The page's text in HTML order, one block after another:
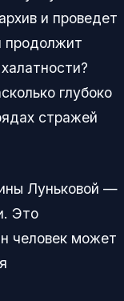
и проведет
продолжит
глубоко
стражей
Луньковой —
Это
человек может